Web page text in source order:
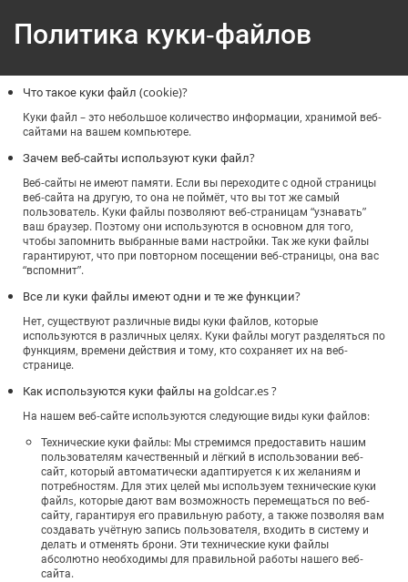
Политика куки-файлов
Что такое куки файл (cookie)?
Куки файл – это небольшое количество информации, хранимой веб-
сайтами на вашем компьютере.
Зачем веб-сайты используют куки файл?
Веб-сайты не имеют памяти. Если вы переходите с одной страницы
веб-сайта на другую, то она не поймёт, что вы тот же самый
пользователь. Куки файлы позволяют веб-страницам “узнавать”
ваш браузер. Поэтому они используются в основном для того,
чтобы запомнить выбранные вами настройки. Так же куки файлы
гарантируют, что при повторном посещении веб-страницы, она вас
“вспомнит”.
Все ли куки файлы имеют одни и те же функции?
Нет, существуют различные виды куки файлов, которые
используются в различных целях. Куки файлы могут разделяться по
функциям, времени действия и тому, кто сохраняет их на веб-
странице.
Как используются куки файлы на goldcar.es ?
На нашем веб-сайте используются следующие виды куки файлов:
Технические куки файлы: Мы стремимся предоставить нашим
пользователям качественный и лёгкий в использовании веб-
сайт, который автоматически адаптируется к их желаниям и
потребностям. Для этих целей мы используем технические куки
файлs, которые дают вам возможность перемещаться по веб-
сайту, гарантируя его правильную работу, а также позволяя вам
создавать учётную запись пользователя, входить в систему и
делать и отменять брони. Эти технические куки файлы
абсолютно необходимы для правильной работы нашего веб-
сайта.